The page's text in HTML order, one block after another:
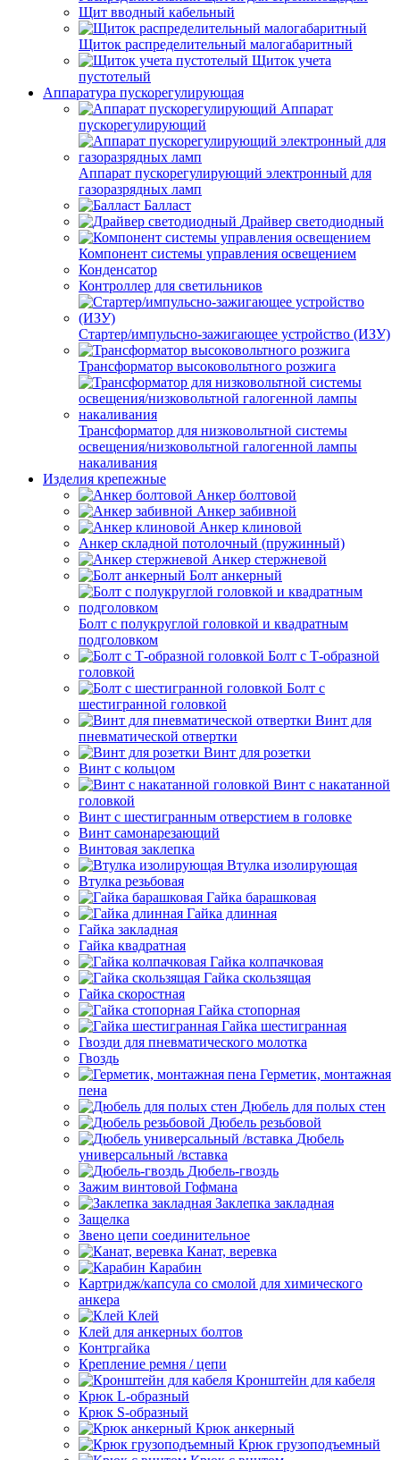
Щит вводный кабельный
Щиток распределительный малогабаритный
Щиток учета
пустотелый
Аппаратура пускорегулирующая
Аппарат
пускорегулирующий
Аппарат пускорегулирующий электронный для
газоразрядных ламп
Балласт
Драйвер светодиодный
Компонент системы управления освещением
Конденсатор
Контроллер для светильников
Стартер/импульсно-зажигающее устройство (ИЗУ)
Трансформатор высоковольтного розжига
Трансформатор для низковольтной системы
освещения/низковольтной галогенной лампы
накаливания
Изделия крепежные
Анкер болтовой
Анкер забивной
Анкер клиновой
Анкер складной потолочный (пружинный)
Анкер стержневой
Болт анкерный
Болт с полукруглой головкой и квадратным
подголовком
Болт с Т-образной
головкой
Болт с
шестигранной головкой
Винт для
пневматической отвертки
Винт для розетки
Винт с кольцом
Винт с накатанной
головкой
Винт с шестигранным отверстием в головке
Винт самонарезающий
Винтовая заклепка
Втулка изолирующая
Втулка резьбовая
Гайка барашковая
Гайка длинная
Гайка закладная
Гайка квадратная
Гайка колпачковая
Гайка скользящая
Гайка скоростная
Гайка стопорная
Гайка шестигранная
Гвозди для пневматического молотка
Гвоздь
Герметик, монтажная
пена
Дюбель для полых стен
Дюбель резьбовой
Дюбель
универсальный /вставка
Дюбель-гвоздь
Зажим винтовой Гофмана
Заклепка закладная
Защелка
Звено цепи соединительное
Канат, веревка
Карабин
Картридж/капсула со смолой для химического
анкера
Клей
Клей для анкерных болтов
Контргайка
Крепление ремня / цепи
Кронштейн для кабеля
Крюк L-образный
Крюк S-образный
Крюк анкерный
Крюк грузоподъемный